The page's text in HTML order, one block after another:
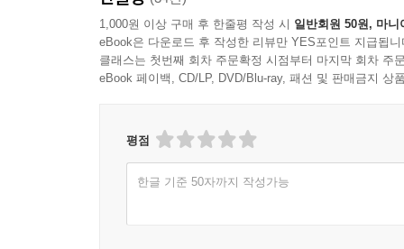
1,000원 이상 구매 후 한줄평 작성 시 일반회원 50원, 마니
eBook은 다운로드 후 작성한 리뷰만 YES포인트 지급됩니
클래스는 첫번째 회차 주문확정 시점부터 마지막 회차 주
eBook 페이백, CD/LP, DVD/Blu-ray, 패션 및 판매금지 상
평점
한글 기준 50자까지 작성가능